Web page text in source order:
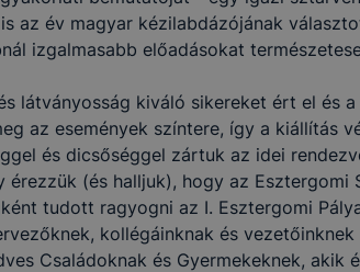
az év magyar kézilabdázójának
izgalmasabb előadásokat
látványosság kiváló sikereket ért el és
az események színtere, így a kiállítás
és dicsőséggel zártuk az idei
érezzük (és halljuk), hogy az Esztergomi
tudott ragyogni az I. Esztergomi
kollégáinknak és
Családoknak és Gyermekeknek,